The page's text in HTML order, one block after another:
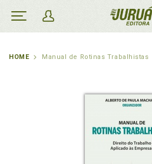
HOME Manual de Rotinas Trabalhistas